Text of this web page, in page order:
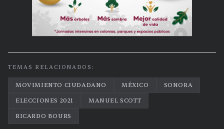
TEMAS RELACIONADOS:
MOVIMIENTO CIUDADANO MÉXICO
SONORA
ELECCIONES 2021
MANUEL SCOTT
RICARDO BOURS